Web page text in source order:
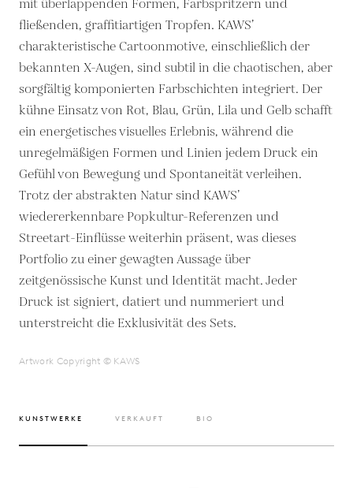
mit überlappenden Formen, Farbspritzern und
fließenden, graffitiartigen Tropfen. KAWS’
charakteristische Cartoonmotive, einschließlich der
bekannten X-Augen, sind subtil in die chaotischen, aber
sorgfältig komponierten Farbschichten integriert. Der
kühne Einsatz von Rot, Blau, Grün, Lila und Gelb schafft
ein energetisches visuelles Erlebnis, während die
unregelmäßigen Formen und Linien jedem Druck ein
Gefühl von Bewegung und Spontaneität verleihen.
Trotz der abstrakten Natur sind KAWS’
wiedererkennbare Popkultur-Referenzen und
Streetart-Einflüsse weiterhin präsent, was dieses
Portfolio zu einer gewagten Aussage über
zeitgenössische Kunst und Identität macht. Jeder
Druck ist signiert, datiert und nummeriert und
unterstreicht die Exklusivität des Sets.
Artwork Copyright © KAWS
KUNSTWERKE VERKAUFT BIO